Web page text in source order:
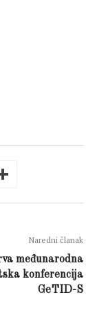
Naredni članak
međunarodna
konferencija
GeTID-S